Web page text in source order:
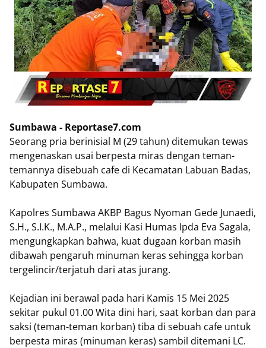
Sumbawa - Reportase7.com
Seorang pria berinisial M (29 tahun) ditemukan tewas
mengenaskan usai berpesta miras dengan teman-
temannya disebuah cafe di Kecamatan Labuan Badas,
Kabupaten Sumbawa.
Kapolres Sumbawa AKBP Bagus Nyoman Gede Junaedi,
S.H., S.I.K., M.A.P., melalui Kasi Humas Ipda Eva Sagala,
mengungkapkan bahwa, kuat dugaan korban masih
dibawah pengaruh minuman keras sehingga korban
tergelincir/terjatuh dari atas jurang.
Kejadian ini berawal pada hari Kamis 15 Mei 2025
sekitar pukul 01.00 Wita dini hari, saat korban dan para
saksi (teman-teman korban) tiba di sebuah cafe untuk
berpesta miras (minuman keras) sambil ditemani LC.